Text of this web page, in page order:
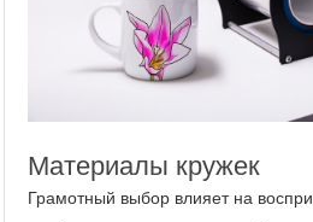
Материалы кружек
Грамотный выбор влияет на